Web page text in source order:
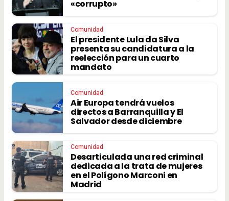
«corrupto»
Comunidad
El presidente Lula da Silva
presenta su candidatura a la
reelección para un cuarto
mandato
Comunidad
Air Europa tendrá vuelos
directos a Barranquilla y El
Salvador desde diciembre
Comunidad
Desarticulada una red criminal
dedicada a la trata de mujeres
en el Polígono Marconi en
Madrid